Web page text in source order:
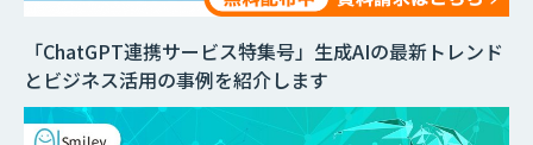
「ChatGPT連携サービス特集号」生成AIの最新トレンド
とビジネス活用の事例を紹介します